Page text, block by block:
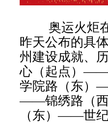
奥运火炬
昨天公布的具
州建设成就、
心（起点）
学院路（东）
——锦绣路（
（东）——世纪